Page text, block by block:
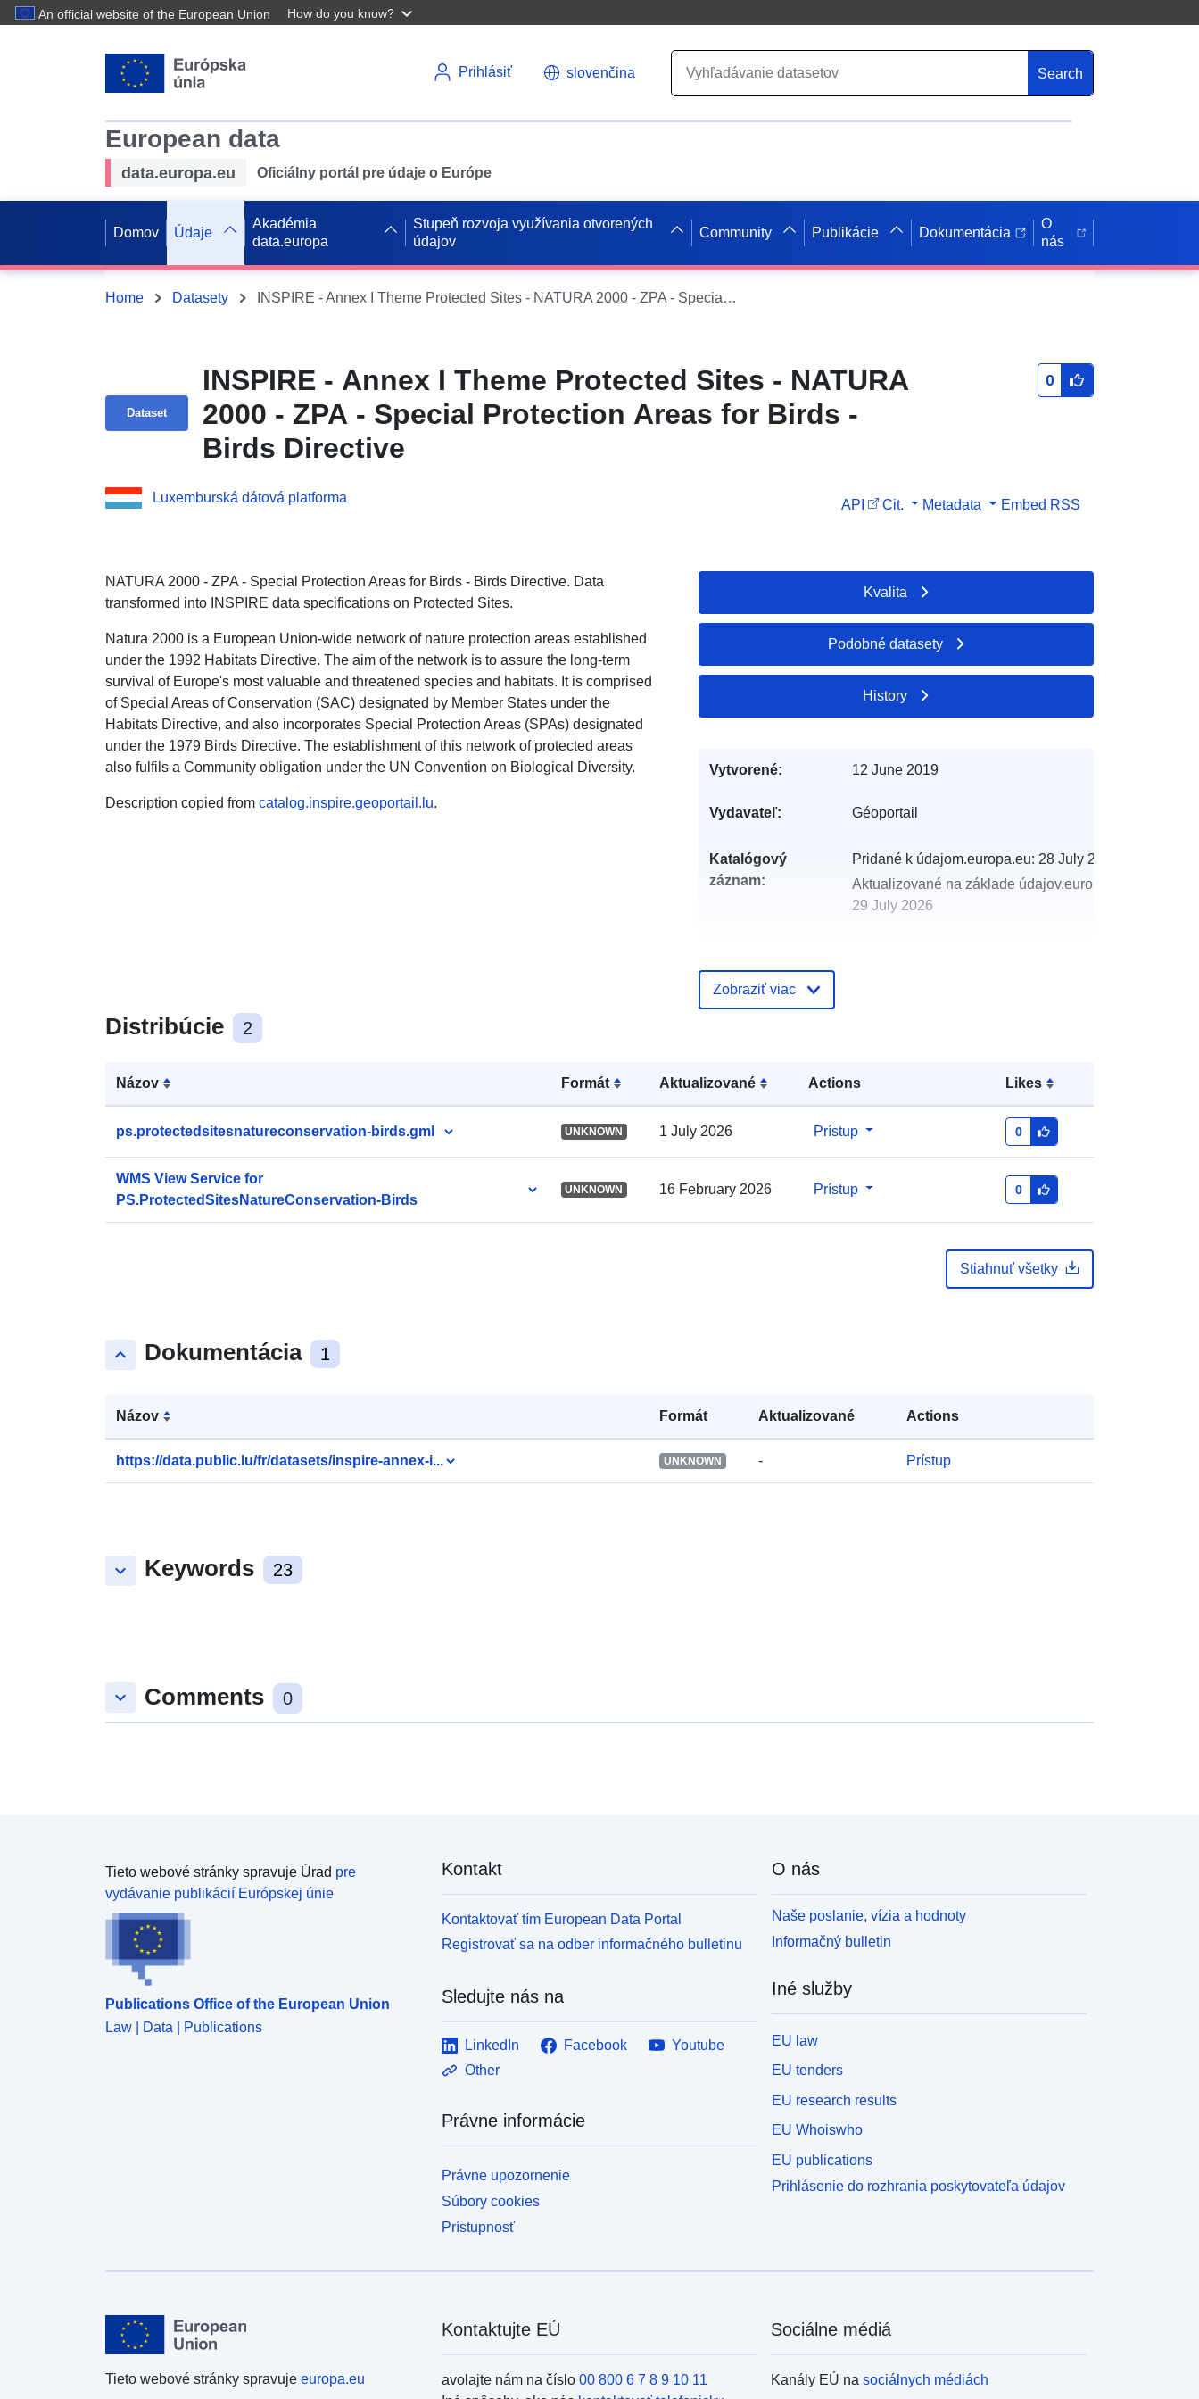
An official website of the European Union How do you know?
Prihlásiť slovenčina Search
European data
data.europa.eu Oficiálny portál pre údaje o Európe
Domov Údaje
Akadémia
data.europa
Stupeň rozvoja využívania otvorených
údajov
Community Publikácie Dokumentácia
O
nás
Home Datasety INSPIRE - Annex I Theme Protected Sites - NATURA 2000 - ZPA - Special Protection Areas for Birds - Birds Directive
Dataset
INSPIRE - Annex I Theme Protected Sites - NATURA
2000 - ZPA - Special Protection Areas for Birds -
Birds Directive
0
Luxemburská dátová platforma API Cit. Metadata Embed RSS
NATURA 2000 - ZPA - Special Protection Areas for Birds - Birds Directive. Data
transformed into INSPIRE data specifications on Protected Sites.
Natura 2000 is a European Union-wide network of nature protection areas established
under the 1992 Habitats Directive. The aim of the network is to assure the long-term
survival of Europe's most valuable and threatened species and habitats. It is comprised
of Special Areas of Conservation (SAC) designated by Member States under the
Habitats Directive, and also incorporates Special Protection Areas (SPAs) designated
under the 1979 Birds Directive. The establishment of this network of protected areas
also fulfils a Community obligation under the UN Convention on Biological Diversity.
Description copied from catalog.inspire.geoportail.lu.
Distribúcie 2
Názov Formát Aktualizované Actions Likes
ps.protectedsitesnatureconservation-birds.gml UNKNOWN 1 July 2026 Prístup 0
WMS View Service for
PS.ProtectedSitesNatureConservation-Birds
UNKNOWN 16 February 2026 Prístup 0
Stiahnuť všetky
keyboard_arrow_up Dokumentácia 1
Názov Formát Aktualizované Actions
https://data.public.lu/fr/datasets/inspire-annex-i... UNKNOWN - Prístup
keyboard_arrow_down Keywords 23
Kvalita
Podobné datasety
History
Vytvorené: 12 June 2019
Vydavateľ: Géoportail
Katalógový
záznam:
Pridané k údajom.europa.eu: 28 July 2026
Aktualizované na základe údajov.europa.eu:
29 July 2026
pravidelnosť:
Zobraziť viac
keyboard_arrow_down Comments 0
Tieto webové stránky spravuje Úrad pre
vydávanie publikácií Európskej únie
Publications Office of the European Union
Law | Data | Publications
Kontakt
Kontaktovať tím European Data Portal
Registrovať sa na odber informačného bulletinu
Sledujte nás na
LinkedIn Facebook
Youtube
Other
Právne informácie
Právne upozornenie
Súbory cookies
Prístupnosť
O nás
Naše poslanie, vízia a hodnoty
Informačný bulletin
Iné služby
EU law
EU tenders
EU research results
EU Whoiswho
EU publications
Prihlásenie do rozhrania poskytovateľa údajov
Tieto webové stránky spravuje europa.eu
Kontaktujte EÚ
avolajte nám na číslo 00 800 6 7 8 9 10 11
Sociálne médiá
Kanály EÚ nasociálnych médiách